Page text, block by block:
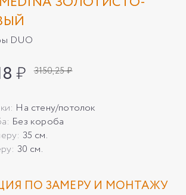
DUO
₽ 3150,25 ₽
На стену/потолок
Без короба
35 см.
30 см.
ПО ЗАМЕРУ И МОНТАЖУ